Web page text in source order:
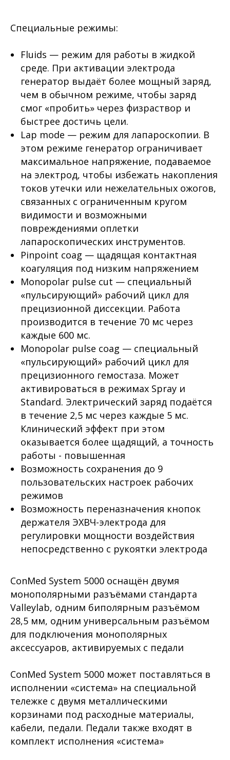
Специальные режимы:
Fluids — режим для работы в жидкой
среде. При активации электрода
генератор выдаёт более мощный заряд,
чем в обычном режиме, чтобы заряд
смог «пробить» через физраствор и
быстрее достичь цели.
Lap mode — режим для лапароскопии. В
этом режиме генератор ограничивает
максимальное напряжение, подаваемое
на электрод, чтобы избежать накопления
токов утечки или нежелательных ожогов,
связанных с ограниченным кругом
видимости и возможными
повреждениями оплетки
лапароскопических инструментов.
Pinpoint coag — щадящая контактная
коагуляция под низким напряжением
Monopolar pulse cut — специальный
«пульсирующий» рабочий цикл для
прецизионной диссекции. Работа
производится в течение 70 мс через
каждые 600 мс.
Monopolar pulse coag — специальный
«пульсирующий» рабочий цикл для
прецизионного гемостаза. Может
активироваться в режимах Spray и
Standard. Электрический заряд подаётся
в течение 2,5 мс через каждые 5 мс.
Клинический эффект при этом
оказывается более щадящий, а точность
работы - повышенная
Возможность сохранения до 9
пользовательских настроек рабочих
режимов
Возможность переназначения кнопок
держателя ЭХВЧ-электрода для
регулировки мощности воздействия
непосредственно с рукоятки электрода
ConMed System 5000 оснащён двумя
монополярными разъёмами стандарта
Valleylab, одним биполярным разъёмом
28,5 мм, одним универсальным разъёмом
для подключения монополярных
аксессуаров, активируемых с педали
ConMed System 5000 может поставляться в
исполнении «система» на специальной
тележке с двумя металлическими
корзинами под расходные материалы,
кабели, педали. Педали также входят в
комплект исполнения «система»